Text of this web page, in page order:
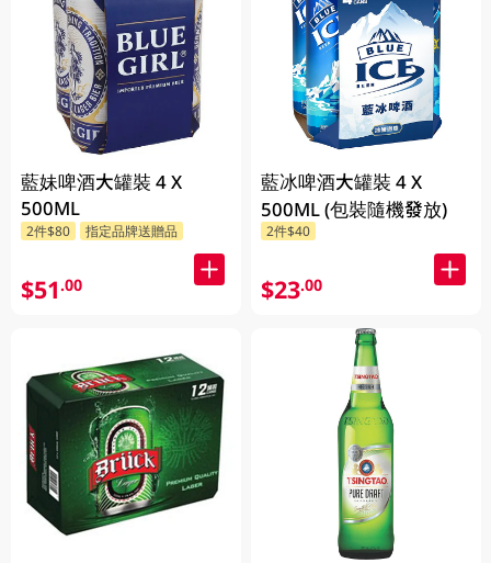
藍妹啤酒大罐裝 4 X
500ML
2件$80 指定品牌送贈品
$51.00
藍冰啤酒大罐裝 4 X
500ML (包裝隨機發放)
2件$40
$23.00